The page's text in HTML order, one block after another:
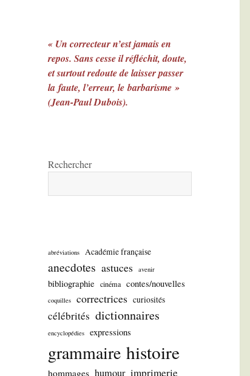
« Un correcteur n’est jamais en
repos. Sans cesse il réfléchit, doute,
et surtout redoute de laisser passer
la faute, l’erreur, le barbarisme »
(Jean-Paul Dubois).
Rechercher
abréviations Académie française
anecdotes astuces avenir
bibliographie cinéma contes/nouvelles
coquilles correctrices curiosités
célébrités dictionnaires
encyclopédies expressions
grammaire histoire
hommages humour imprimerie